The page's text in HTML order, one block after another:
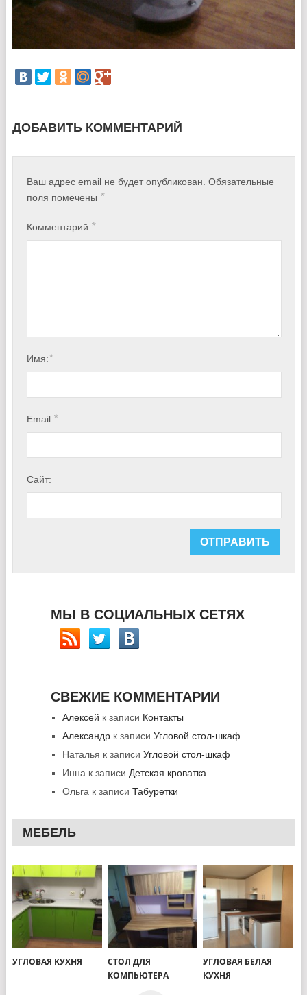
ДОБАВИТЬ КОММЕНТАРИЙ
Ваш адрес email не будет опубликован. Обязательные
поля помечены *
Комментарий:*
Имя:*
Email:*
Сайт:
МЫ В СОЦИАЛЬНЫХ СЕТЯХ
СВЕЖИЕ КОММЕНТАРИИ
Алексей к записи Контакты
Александрк записи Угловой стол-шкаф
Наталья к записи Угловой стол-шкаф
Инна к записи Детская кроватка
Ольга к записи Табуретки
МЕБЕЛЬ
УГЛОВАЯ КУХНЯ
СТОЛ ДЛЯ
КОМПЬЮТЕРА
УГЛОВАЯ БЕЛАЯ
КУХНЯ